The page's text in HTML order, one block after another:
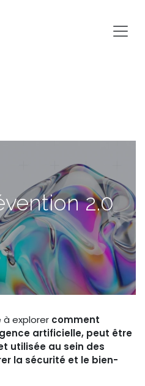
2.0
à explorer comment
artificielle, peut être
utilisée au sein des
la sécurité et le bien-